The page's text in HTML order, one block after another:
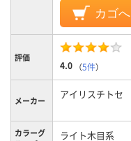
カゴへ
評価
4.0 （5件）
メーカー アイリスチトセ
カラーグ
ライト木目系